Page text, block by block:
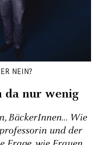
NEIN?
da nur wenig
BäckerInnen... Wie
und der